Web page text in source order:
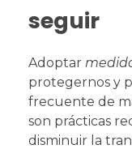
seguir
Adoptar
protegernos y
frecuente de
son prácticas
disminuir la